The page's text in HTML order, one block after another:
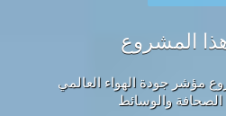
المشروع
مؤشر جودة الهواء العالمي
والوسائط